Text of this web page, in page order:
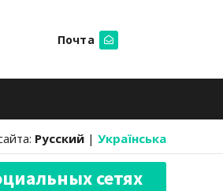
Почта
Русский | Українська
сетях